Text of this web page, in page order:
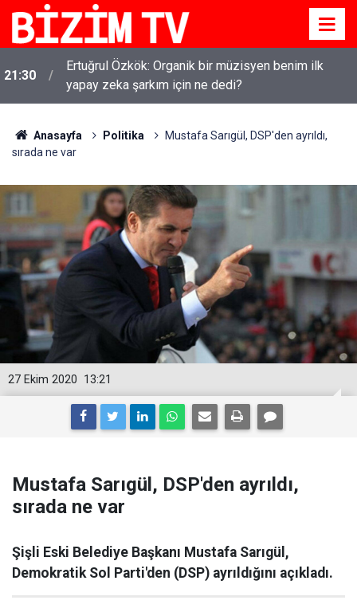
21:30
Ertuğrul Özkök: Organik bir müzisyen benim ilk
yapay zeka şarkım için ne dedi?
Anasayfa Politika
Mustafa Sarıgül, DSP'den ayrıldı,
sırada ne var
13:21
27 Ekim 2020
Mustafa Sarıgül, DSP'den ayrıldı,
sırada ne var
Şişli Eski Belediye Başkanı Mustafa Sarıgül,
Demokratik Sol Parti'den (DSP) ayrıldığını açıkladı.